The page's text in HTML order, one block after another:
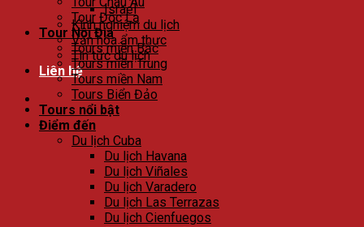
Israel
Kinh nghiệm du lịch
Văn hóa ẩm thực
Tin tức du lịch
Liên hệ
Tour Độc Lạ
Tour Nội Địa
Tours miền Bắc
Tours miền Trung
Tours miền Nam
Tours Biển Đảo
Tours nổi bật
Điểm đến
Du lịch Cuba
Du lịch Havana
Du lịch Viñales
Du lịch Varadero
Du lịch Las Terrazas
Du lịch Cienfuegos